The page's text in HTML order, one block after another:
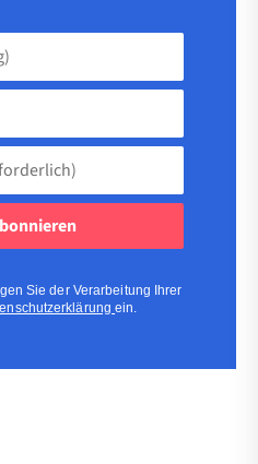
Sie der Verarbeitung Ihrer
ein.